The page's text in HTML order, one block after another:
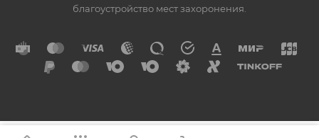
благоустройство мест захоронения.